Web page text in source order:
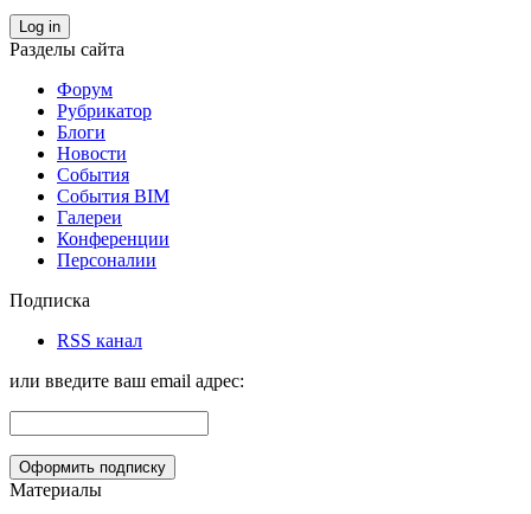
Log in
Разделы сайта
Форум
Рубрикатор
Блоги
Новости
События
События BIM
Галереи
Конференции
Персоналии
Подписка
RSS канал
или введите ваш email адрес:
Материалы